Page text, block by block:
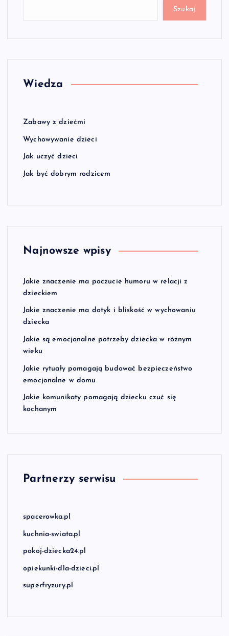
Szukaj
Wiedza
Zabawy z dziećmi
Wychowywanie dzieci
Jak uczyć dzieci
Jak być dobrym rodzicem
Najnowsze wpisy
Jakie znaczenie ma poczucie humoru w relacji z
dzieckiem
Jakie znaczenie ma dotyk i bliskość w wychowaniu
dziecka
Jakie są emocjonalne potrzeby dziecka w różnym
wieku
Jakie rytuały pomagają budować bezpieczeństwo
emocjonalne w domu
Jakie komunikaty pomagają dziecku czuć się
kochanym
Partnerzy serwisu
spacerowka.pl
kuchnia-swiata.pl
pokoj-dziecka24.pl
opiekunki-dla-dzieci.pl
superfryzury.pl